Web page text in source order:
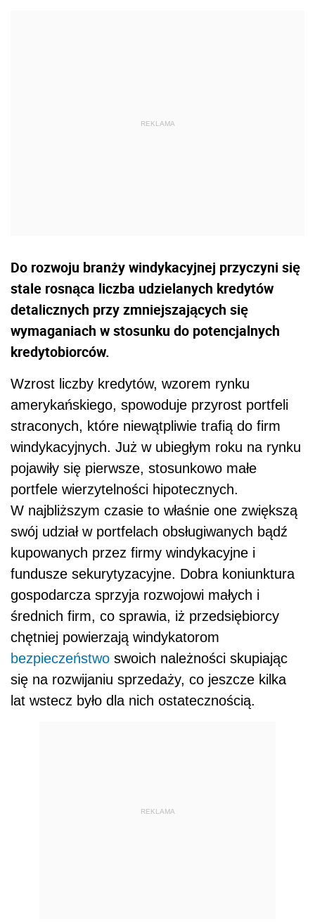
Do rozwoju branży windykacyjnej przyczyni się
stale rosnąca liczba udzielanych kredytów
detalicznych przy zmniejszających się
wymaganiach w stosunku do potencjalnych
kredytobiorców.
Wzrost liczby kredytów, wzorem rynku
amerykańskiego, spowoduje przyrost portfeli
straconych, które niewątpliwie trafią do firm
windykacyjnych. Już w ubiegłym roku na rynku
pojawiły się pierwsze, stosunkowo małe
portfele wierzytelności hipotecznych.
W najbliższym czasie to właśnie one zwiększą
swój udział w portfelach obsługiwanych bądź
kupowanych przez firmy windykacyjne i
fundusze sekurytyzacyjne. Dobra koniunktura
gospodarcza sprzyja rozwojowi małych i
średnich firm, co sprawia, iż przedsiębiorcy
chętniej powierzają windykatorom
bezpieczeństwo swoich należności skupiając
się na rozwijaniu sprzedaży, co jeszcze kilka
lat wstecz było dla nich ostatecznością.
REKLAMA